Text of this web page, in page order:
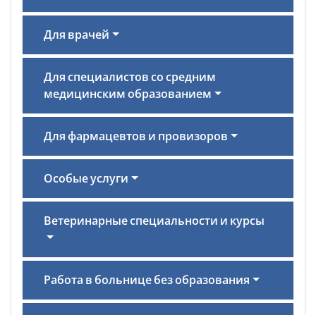
Для врачей
Для специалистов со средним
медицинским образованием
Для фармацевтов и провизоров
Особые услуги
Ветеринарные специальности и курсы
Работа в больнице без образования